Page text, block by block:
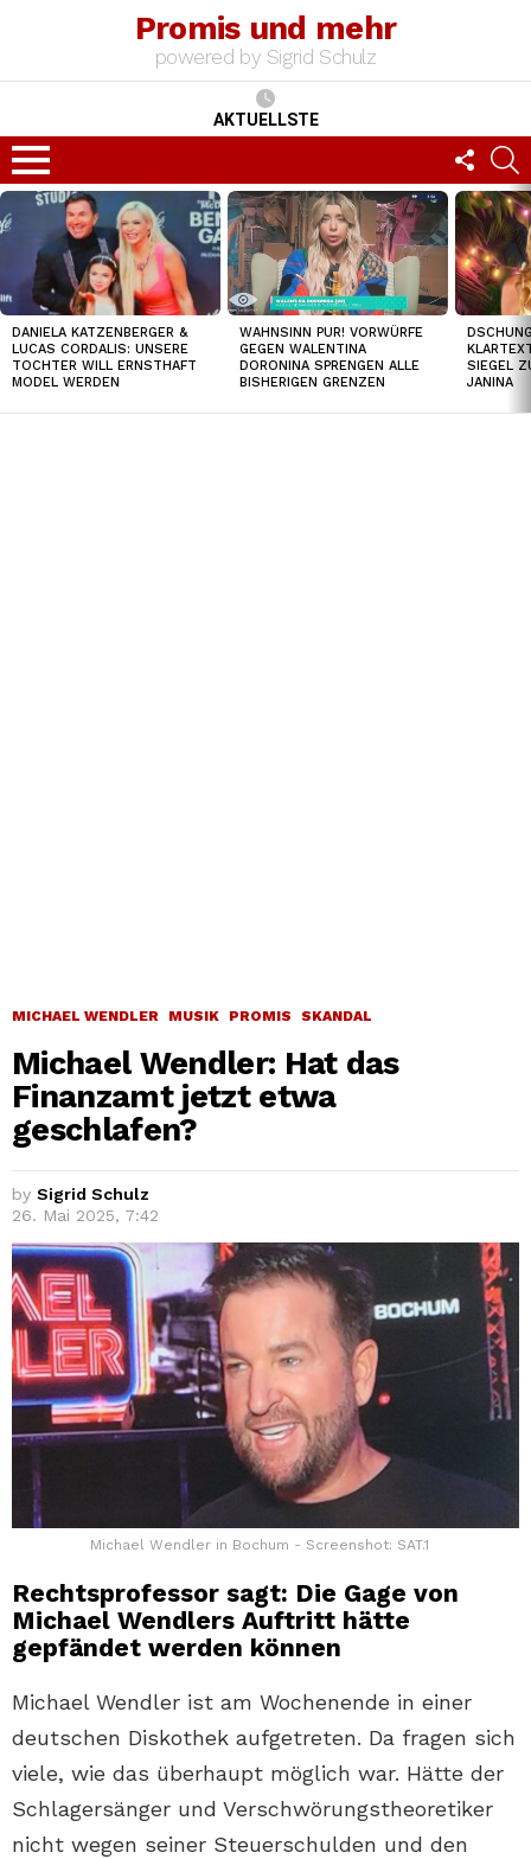
Promis und mehr
powered by Sigrid Schulz
AKTUELLSTE
Menu
US
TOP
NEWS
DANIELA KATZENBERGER &
LUCAS CORDALIS: UNSERE
TOCHTER WILL ERNSTHAFT
MODEL WERDEN
WAHNSINN PUR! VORWÜRFE
GEGEN WALENTINA
DORONINA SPRENGEN ALLE
BISHERIGEN GRENZEN
SIEGEL
JANINA
MICHAEL WENDLER MUSIK PROMIS SKANDAL
Michael Wendler: Hat das
Finanzamt jetzt etwa
geschlafen?
by Sigrid Schulz
26. Mai 2025, 7:42
Michael Wendler in Bochum - Screenshot: SAT.1
Rechtsprofessor sagt: Die Gage von
Michael Wendlers Auftritt hätte
gepfändet werden können
Michael Wendler ist am Wochenende in einer
deutschen Diskothek aufgetreten. Da fragen sich
viele, wie das überhaupt möglich war. Hätte der
Schlagersänger und Verschwörungstheoretiker
nicht wegen seiner Steuerschulden und den